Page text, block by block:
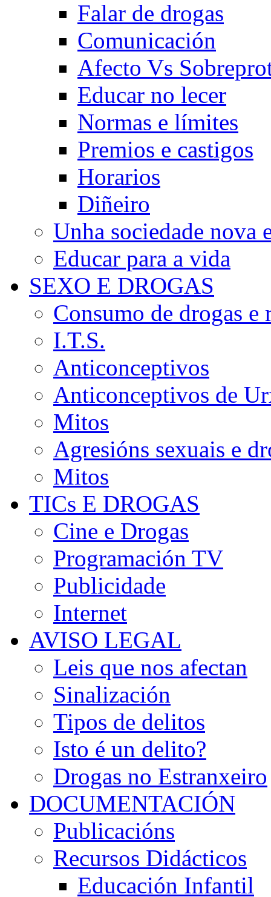
Falar de drogas
Comunicación
Afecto Vs
Educar no lecer
Normas e límites
Premios e castigos
Horarios
Diñeiro
Unha sociedade nova
Educar para a vida
SEXO E DROGAS
Consumo de drogas e
I.T.S.
Anticonceptivos
Anticonceptivos de
Mitos
Agresións sexuais e
Mitos
TICs E DROGAS
Cine e Drogas
Programación TV
Publicidade
Internet
AVISO LEGAL
Leis que nos afectan
Sinalización
Tipos de delitos
Isto é un delito?
Drogas no Estranxeiro
DOCUMENTACIÓN
Publicacións
Recursos Didácticos
Educación Infantil